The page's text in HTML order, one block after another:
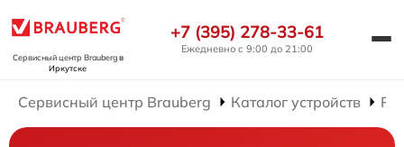
Сервисный центр Braubergв
Иркутске
+7 (395) 278-33-61
Ежедневно с 9:00 до 21:00
Сервисный центр Brauberg Каталог устройств